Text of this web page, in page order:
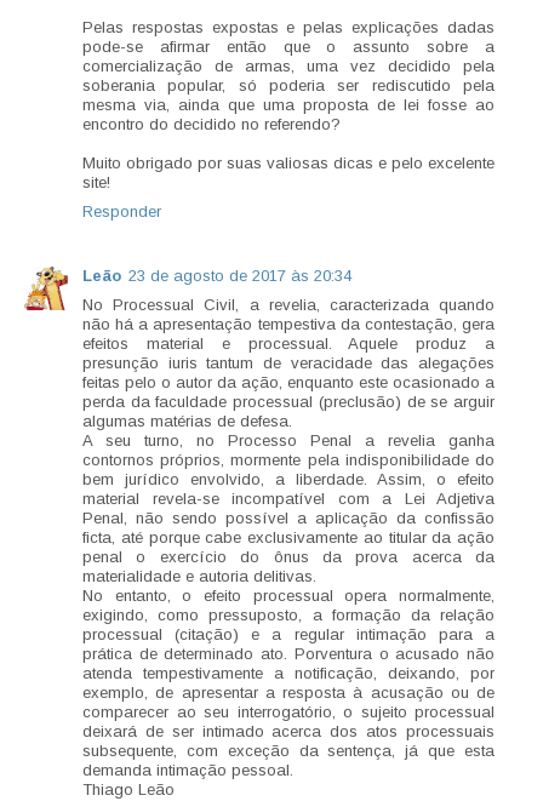
Pelas respostas expostas e pelas explicações dadas
pode-se afirmar então que o assunto sobre a
comercialização de armas, uma vez decidido pela
soberania popular, só poderia ser rediscutido pela
mesma via, ainda que uma proposta de lei fosse ao
encontro do decidido no referendo?
Muito obrigado por suas valiosas dicas e pelo excelente
site!
Responder
Leão 23 de agosto de 2017 às 20:34
No Processual Civil, a revelia, caracterizada quando
não há a apresentação tempestiva da contestação, gera
efeitos material e processual. Aquele produz a
presunção iuris tantum de veracidade das alegações
feitas pelo o autor da ação, enquanto este ocasionado a
perda da faculdade processual (preclusão) de se arguir
algumas matérias de defesa.
A seu turno, no Processo Penal a revelia ganha
contornos próprios, mormente pela indisponibilidade do
bem jurídico envolvido, a liberdade. Assim, o efeito
material revela-se incompatível com a Lei Adjetiva
Penal, não sendo possível a aplicação da confissão
ficta, até porque cabe exclusivamente ao titular da ação
penal o exercício do ônus da prova acerca da
materialidade e autoria delitivas.
No entanto, o efeito processual opera normalmente,
exigindo, como pressuposto, a formação da relação
processual (citação) e a regular intimação para a
prática de determinado ato. Porventura o acusado não
atenda tempestivamente a notificação, deixando, por
exemplo, de apresentar a resposta à acusação ou de
comparecer ao seu interrogatório, o sujeito processual
deixará de ser intimado acerca dos atos processuais
subsequente, com exceção da sentença, já que esta
demanda intimação pessoal.
Thiago Leão